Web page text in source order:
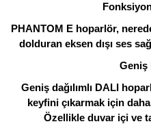
PHANTOM E hoparlör,
dolduran eksen dışı ses
Geniş
Geniş dağılımlı DALI
keyfini çıkarmak için
Özellikle duvar içi ve